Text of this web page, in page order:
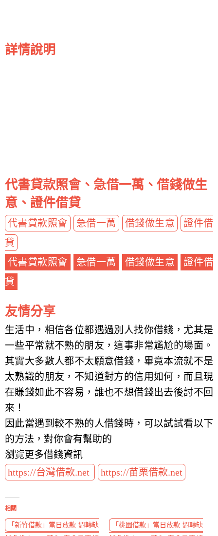
詳情說明
代書貸款照會、急借一萬、借錢做生
意、證件借貸
代書貸款照會 急借一萬 借錢做生意
證件借
貸
代書貸款照會
急借一萬 借錢做生意
證件借
貸
友情分享
生活中，相信各位都遇過別人找你借錢，尤其是
一些平常就不熟的朋友，這事非常尷尬的場面。
其實大多數人都不太願意借錢，畢竟本流就不是
太熟識的朋友，不知道對方的信用如何，而且現
在賺錢如此不容易，誰也不想借錢出去後討不回
來！
因此當遇到較不熟的人借錢時，可以試試看以下
的方法，對你會有幫助的
瀏覽更多借錢資訊
https://台灣借款.net
https://苗栗借款.net
相關
「新竹借款」當日放款 週轉缺
「桃園借款」當日放款 週轉缺